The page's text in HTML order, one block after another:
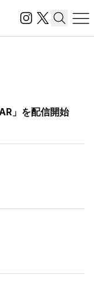
」を配信開始